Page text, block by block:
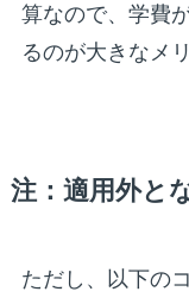
算なので、学費
るのが大きなメ
注：適用外と
ただし、以下の